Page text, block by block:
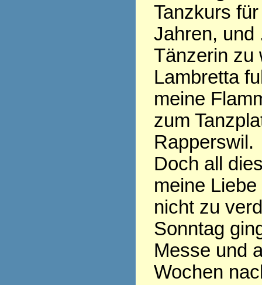
Tanzkurs
Jahren, und
Tänzerin zu
Lambretta
meine
zum
Rapperswil.
Doch all
meine
nicht zu
Sonntag
Messe und
Wochen